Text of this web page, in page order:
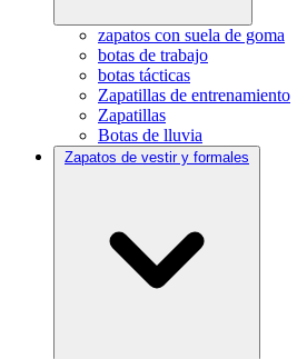
zapatos con suela de goma
botas de trabajo
botas tácticas
Zapatillas de entrenamiento
Zapatillas
Botas de lluvia
Zapatos de vestir y formales